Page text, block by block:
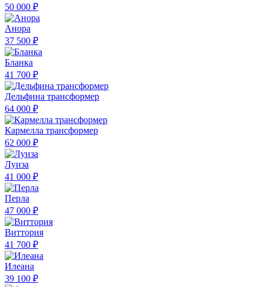
50 000 ₽
Анора
37 500 ₽
Бланка
41 700 ₽
Дельфина трансформер
64 000 ₽
Кармелла трансформер
62 000 ₽
Луиза
41 000 ₽
Перла
47 000 ₽
Виттория
41 700 ₽
Илеана
39 100 ₽